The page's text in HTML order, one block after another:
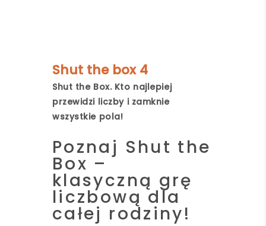
Shut the box 4
Shut the Box. Kto najlepiej
przewidzi liczby i zamknie
wszystkie pola!
Poznaj Shut the
Box –
klasyczną grę
liczbową dla
całej rodziny!